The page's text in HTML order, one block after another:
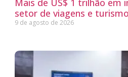
Mais de US$ 1 trilhão em
setor de viagens e turismo
9 de agosto de 2026